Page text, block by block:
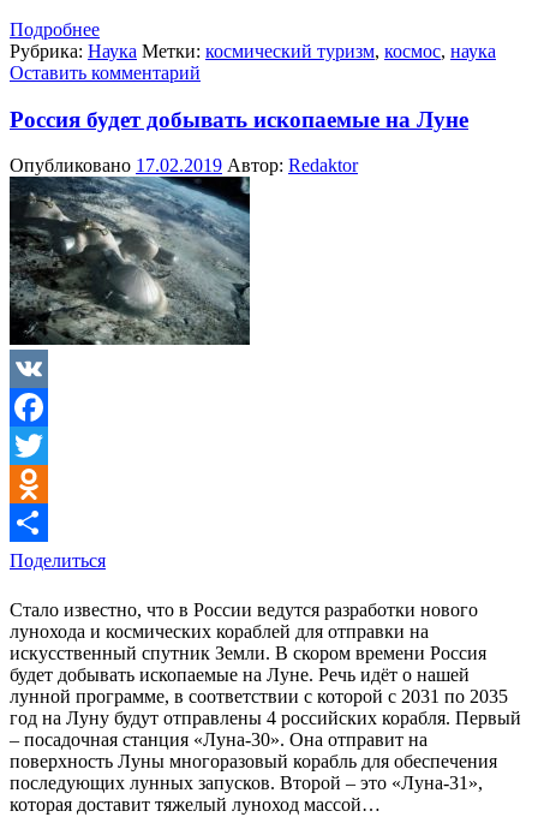
Подробнее
Рубрика: Наука Метки: космический туризм, космос, наука
Оставить комментарий
Россия будет добывать ископаемые на Луне
Опубликовано 17.02.2019 Автор: Redaktor
VK
Facebook
Twitter
Odnoklassniki
Поделиться
Стало известно, что в России ведутся разработки нового
лунохода и космических кораблей для отправки на
искусственный спутник Земли. В скором времени Россия
будет добывать ископаемые на Луне. Речь идёт о нашей
лунной программе, в соответствии с которой с 2031 по 2035
год на Луну будут отправлены 4 российских корабля. Первый
– посадочная станция «Луна-30». Она отправит на
поверхность Луны многоразовый корабль для обеспечения
последующих лунных запусков. Второй – это «Луна-31»,
которая доставит тяжелый луноход массой…